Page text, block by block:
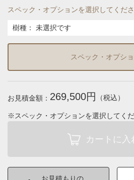
スペック・オプションを選択してくだ
樹種 ： 未選択です
スペック・オプシ
お見積金額： 269,500円 （税込）
※スペック・オプションを選択してく
お見積もりの